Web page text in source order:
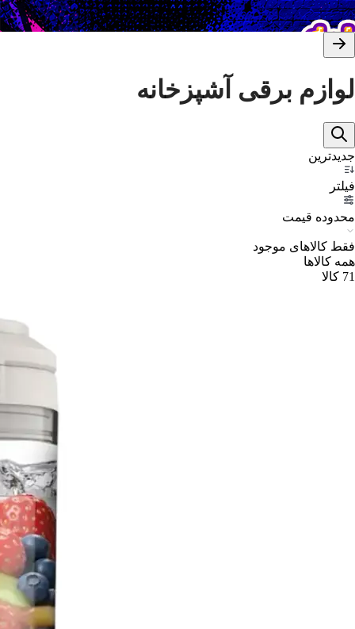
لوازم برقی آشپزخانه
جدیدترین
فیلتر
محدوده قیمت
فقط کالاهای موجود
همه کالاها
71 کالا